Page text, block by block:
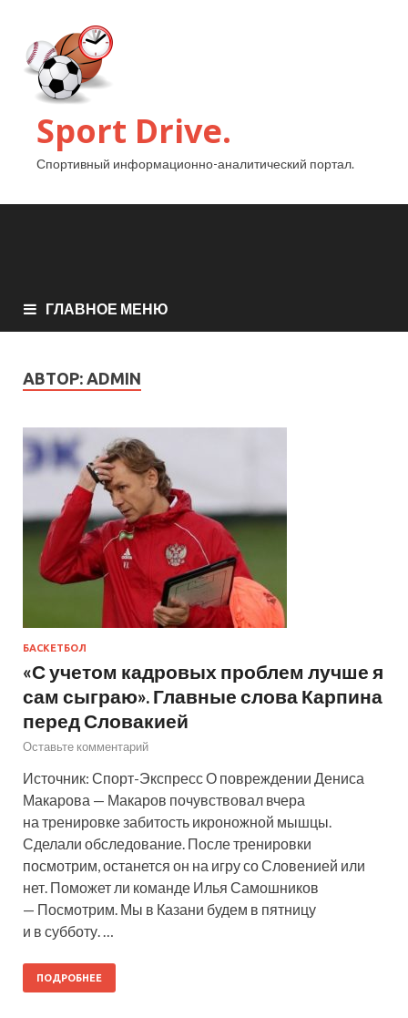
Sport Drive.
Спортивный информационно-аналитический портал.
ГЛАВНОЕ МЕНЮ
АВТОР: ADMIN
БАСКЕТБОЛ
«С учетом кадровых проблем лучше я
сам сыграю». Главные слова Карпина
перед Словакией
Оставьте комментарий
Источник: Спорт-Экспресс О повреждении Дениса
Макарова — Макаров почувствовал вчера
на тренировке забитость икроножной мышцы.
Сделали обследование. После тренировки
посмотрим, останется он на игру со Словенией или
нет. Поможет ли команде Илья Самошников
— Посмотрим. Мы в Казани будем в пятницу
и в субботу. …
ПОДРОБНЕЕ